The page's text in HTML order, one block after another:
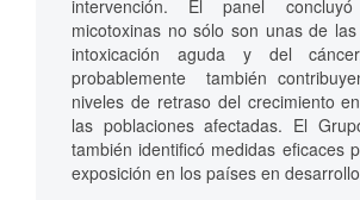
intervención. El panel
micotoxinas no sólo son unas de
intoxicación aguda y del
probablemente también
niveles de retraso del crecimiento
las poblaciones afectadas. El
también identificó medidas eficaces
exposición en los países en